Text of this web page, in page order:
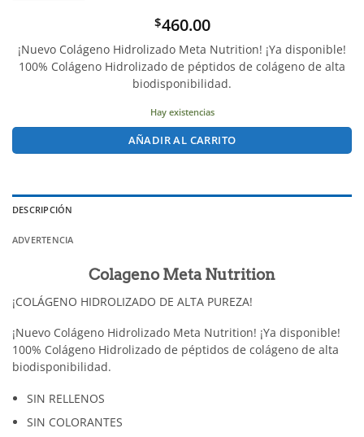
$460.00
¡Nuevo Colágeno Hidrolizado Meta Nutrition! ¡Ya disponible!
100% Colágeno Hidrolizado de péptidos de colágeno de alta
biodisponibilidad.
Hay existencias
AÑADIR AL CARRITO
DESCRIPCIÓN
ADVERTENCIA
Colageno Meta Nutrition
¡COLÁGENO HIDROLIZADO DE ALTA PUREZA!
¡Nuevo Colágeno Hidrolizado Meta Nutrition! ¡Ya disponible!
100% Colágeno Hidrolizado de péptidos de colágeno de alta
biodisponibilidad.
SIN RELLENOS
SIN COLORANTES